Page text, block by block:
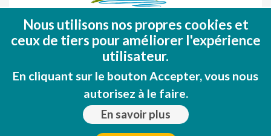
Fondo Europeo de Desarrollo Regional
(FEDER)
Una manera de hacer EUROPA
Nous utilisons nos propres cookies et
ceux de tiers pour améliorer l'expérience
utilisateur.
En cliquant sur le bouton Accepter, vous nous
autorisez à le faire.
En savoir plus